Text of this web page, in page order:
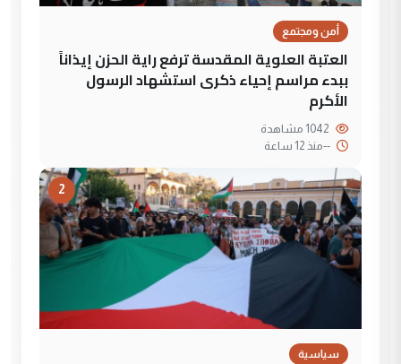
أمن ومجتمع
العتبة العلوية المقدسة ترفع راية الحزن إيذاناً
ببدء مراسم إحياء ذكرى استشهاد الرسول
الأكرم
--منذ 12 ساعة
2
سياسية